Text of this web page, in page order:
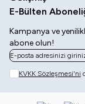
E-Bülten
Kampanya ve
abone olun!
KVKK Sözleşmesi'ni